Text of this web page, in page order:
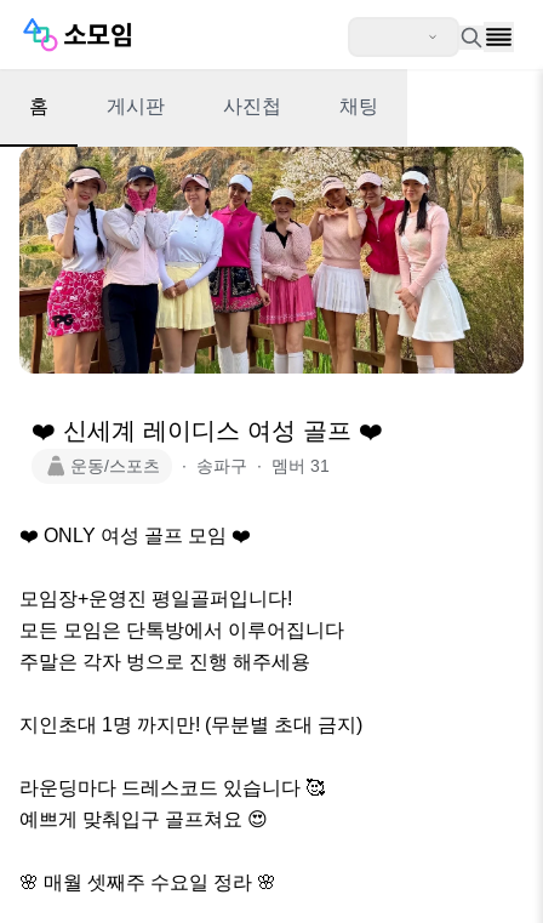
홈 게시판 사진첩 채팅
❤️ 신세계 레이디스 여성 골프 ❤️
운동/스포츠 ∙ 송파구 ∙ 멤버 31
❤️ ONLY 여성 골프 모임 ❤️
모임장+운영진 평일골퍼입니다!
모든 모임은 단톡방에서 이루어집니다
주말은 각자 벙으로 진행 해주세용
지인초대 1명 까지만! (무분별 초대 금지)
라운딩마다 드레스코드 있습니다 🥰
예쁘게 맞춰입구 골프쳐요 😍
🌸 매월 셋째주 수요일 정라 🌸